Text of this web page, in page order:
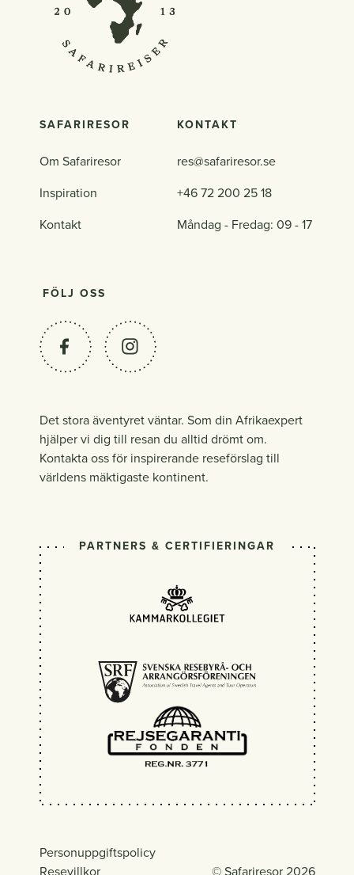
SAFARIRESOR
Om Safariresor
Inspiration
Kontakt
KONTAKT
res@safariresor.se
+46 72 200 25 18
Måndag - Fredag: 09 - 17
FÖLJ OSS
Det stora äventyret väntar. Som din Afrikaexpert
hjälper vi dig till resan du alltid drömt om.
Kontakta oss för inspirerande reseförslag till
världens mäktigaste kontinent.
PARTNERS & CERTIFIERINGAR
Personuppgiftspolicy